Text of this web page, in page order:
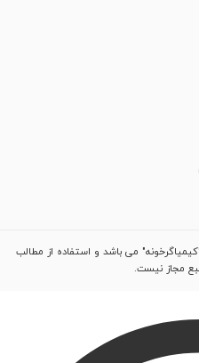
می باشد و استفاده از مطالب
مجاز نیست.